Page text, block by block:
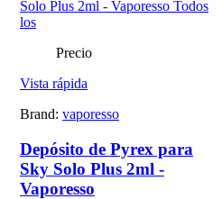
Precio
Vista rápida
Brand: vaporesso
Depósito de Pyrex para
Sky Solo Plus 2ml -
Vaporesso